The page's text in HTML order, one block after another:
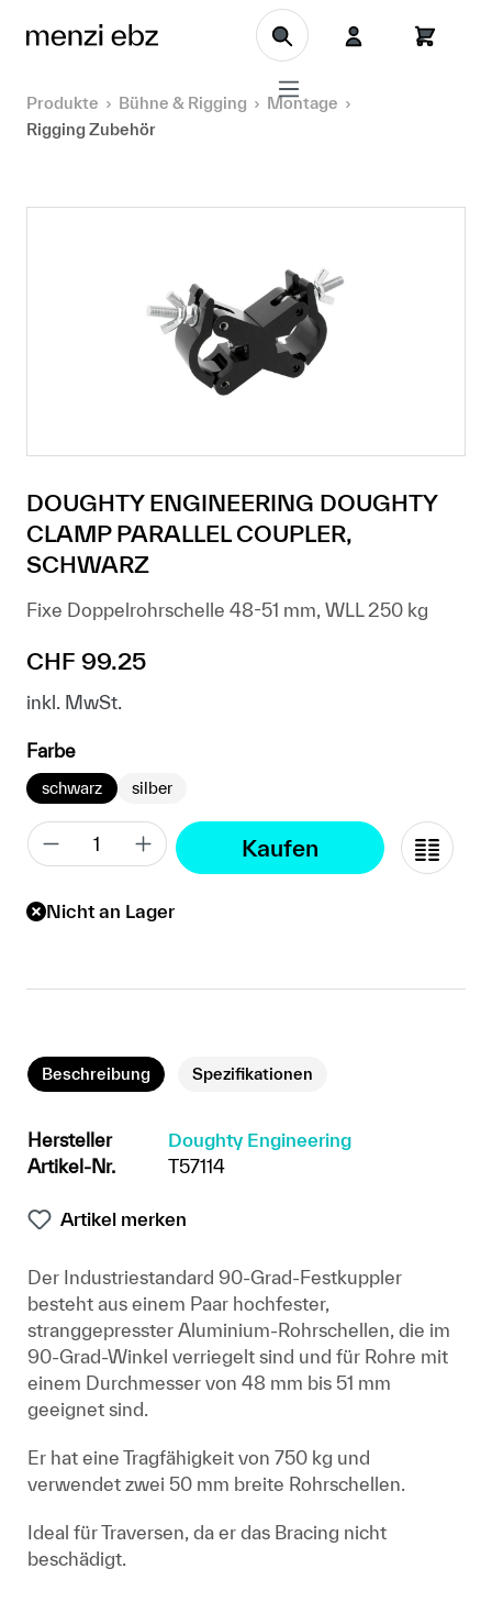
Zum Hauptinhalt springen
Produkte Bühne & Rigging
Montage
Rigging Zubehör
DOUGHTY ENGINEERING DOUGHTY
CLAMP PARALLEL COUPLER,
SCHWARZ
Fixe Doppelrohrschelle 48-51 mm, WLL 250 kg
Regulärer Preis:
CHF 99.25
inkl. MwSt.
Farbeauswählen
schwarz silber
Kaufen
Nicht an Lager
Beschreibung Spezifikationen
Hersteller
Doughty Engineering
Artikel-Nr.
T57114
Artikel merken
Der Industriestandard 90-Grad-Festkuppler
besteht aus einem Paar hochfester,
stranggepresster Aluminium-Rohrschellen, die im
90-Grad-Winkel verriegelt sind und für Rohre mit
einem Durchmesser von 48 mm bis 51 mm
geeignet sind.
Er hat eine Tragfähigkeit von 750 kg und
verwendet zwei 50 mm breite Rohrschellen.
Ideal für Traversen, da er das Bracing nicht
beschädigt.